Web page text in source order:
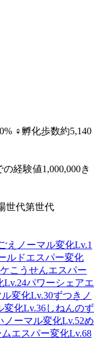
♀ 孵化歩数約5,140
の経験値1,000,000き
世代第世代
え ノーマル変化Lv.1
ルドエスパー変化
こうせんエスパー
Lv.24パワーシェアエ
ル変化Lv.30ずつき ノ
変化Lv.36しねんのず
ノーマル変化Lv.52め
エスパー変化Lv.68